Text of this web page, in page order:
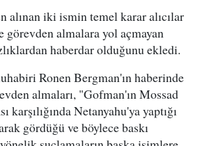
alınan iki ismin temel karar alıcılar
görevden almalara yol açmayan
haberdar olduğunu ekledi.
Ronen Bergman'ın haberinde
almaları, "Gofman'ın Mossad
karşılığında Netanyahu'ya yaptığı
gördüğü ve böylece baskı